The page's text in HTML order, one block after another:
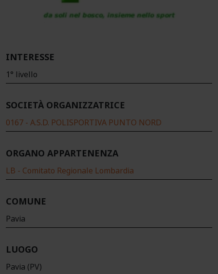
INTERESSE
1° livello
SOCIETÀ ORGANIZZATRICE
0167 - A.S.D. POLISPORTIVA PUNTO NORD
ORGANO APPARTENENZA
LB - Comitato Regionale Lombardia
COMUNE
Pavia
LUOGO
Pavia (PV)